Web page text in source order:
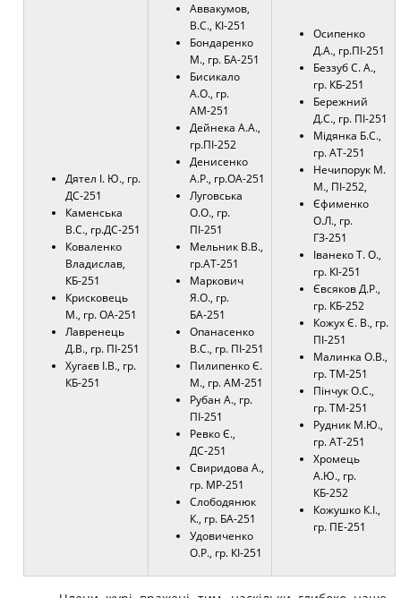
Дятел І. Ю., гр.
ДС-251
Каменська
В.С., гр.ДС-251
Коваленко
Владислав,
КБ-251
Крисковець
М., гр. ОА-251
Лавренець
Д.В., гр. ПІ-251
Хугаєв І.В., гр.
КБ-251
Аввакумов,
В.С., КІ-251
Бондаренко
М., гр. БА-251
Бисикало
А.О., гр.
АМ-251
Дейнека А.А.,
гр.ПІ-252
Денисенко
А.Р., гр.ОА-251
Луговська
О.О., гр.
ПІ-251
Мельник В.В.,
гр.АТ-251
Маркович
Я.О., гр.
БА-251
Опанасенко
В.С., гр. ПІ-251
Пилипенко Є.
М., гр. АМ-251
Рубан А., гр.
ПІ-251
Ревко Є.,
ДС-251
Свиридова А.,
гр. МР-251
Слободянюк
К., гр. БА-251
Удовиченко
О.Р., гр. КІ-251
Осипенко
Д.А., гр.ПІ-251
Беззуб С. А.,
гр. КБ-251
Бережний
Д.С., гр. ПІ-251
Мідянка Б.С.,
гр. АТ-251
Нечипорук М.
М., ПІ-252,
Єфименко
О.Л., гр.
ГЗ-251
Іванеко Т. О.,
гр. КІ-251
Євсяков Д.Р.,
гр. КБ-252
Кожух Є. В., гр.
ПІ-251
Малинка О.В.,
гр. ТМ-251
Пінчук О.С.,
гр. ТМ-251
Рудник М.Ю.,
гр. АТ-251
Хромець
А.Ю., гр.
КБ-252
Кожушко К.І.,
гр. ПЕ-251